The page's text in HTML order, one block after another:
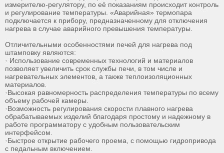
измерителю-регулятору, по её показаниям происходит контроль
и регулирование температуры. «Аварийная» термопара
подключается к прибору, предназначенному для отключения
нагрева в случае аварийного превышения температуры.
Отличительными особенностями печей для нагрева под
штамповку являются:
· Использование современных технологий и материалов
позволяет увеличить срок службы печи, в том числе и
нагревательных элементов, а также теплоизоляционных
материалов.
·Высокая равномерность распределения температуры по всему
объему рабочей камеры.
·Возможность регулирования скорости плавного нагрева
обрабатываемых изделий благодаря простому и надежному в
работе программатору с удобным пользовательским
интерфейсом.
·Быстрое открытие рабочего проема, с помощью гидропривода
с педальным включением.